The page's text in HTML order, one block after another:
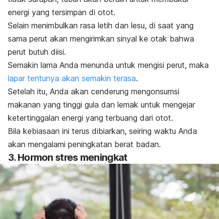
energi yang tersimpan di otot.
Selain menimbulkan rasa letih dan lesu, di saat yang
sama perut akan mengirimkan sinyal ke otak bahwa
perut butuh diisi.
Semakin lama Anda menunda untuk mengisi perut, maka
lapar tentunya akan semakin terasa.
Setelah itu, Anda akan cenderung mengonsumsi
makanan yang tinggi gula dan lemak untuk mengejar
ketertinggalan energi yang terbuang dari otot.
Bila kebiasaan ini terus dibiarkan, seiring waktu Anda
akan mengalami peningkatan berat badan.
3. Hormon stres meningkat